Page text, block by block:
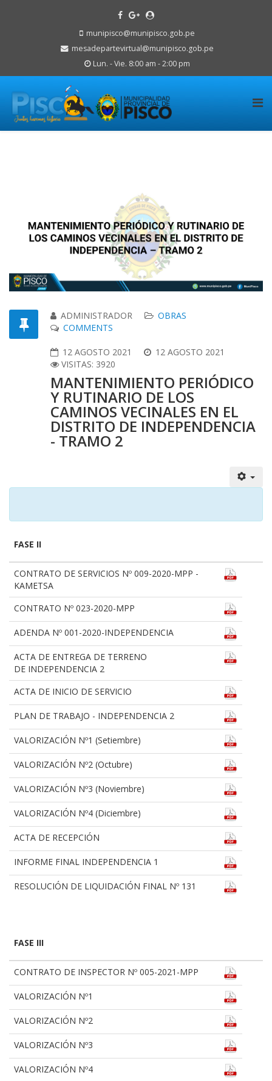
munipisco@munipisco.gob.pe
mesadepartevirtual@munipisco.gob.pe
Lun. - Vie. 8:00 am - 2:00 pm
ADMINISTRADOR
OBRAS
COMMENTS
12 AGOSTO 2021
12 AGOSTO 2021
VISITAS: 3920
MANTENIMIENTO PERIÓDICO
Y RUTINARIO DE LOS
CAMINOS VECINALES EN EL
DISTRITO DE INDEPENDENCIA
- TRAMO 2
FASE II
CONTRATO DE SERVICIOS Nº 009-2020-MPP -
KAMETSA
CONTRATO Nº 023-2020-MPP
ADENDA Nº 001-2020-INDEPENDENCIA
ACTA DE ENTREGA DE TERRENO
DE INDEPENDENCIA 2
ACTA DE INICIO DE SERVICIO
PLAN DE TRABAJO - INDEPENDENCIA 2
VALORIZACIÓN Nº1 (Setiembre)
VALORIZACIÓN Nº2 (Octubre)
VALORIZACIÓN Nº3 (Noviembre)
VALORIZACIÓN Nº4 (Diciembre)
ACTA DE RECEPCIÓN
INFORME FINAL INDEPENDENCIA 1
RESOLUCIÓN DE LIQUIDACIÓN FINAL Nº 131
FASE III
CONTRATO DE INSPECTOR Nº 005-2021-MPP
VALORIZACIÓN Nº1
VALORIZACIÓN Nº2
VALORIZACIÓN Nº3
VALORIZACIÓN Nº4